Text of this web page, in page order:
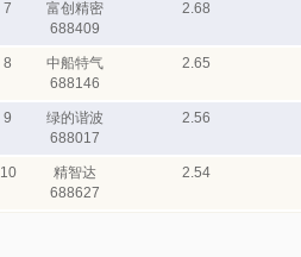
7
富创精密
688409
2.68
8
中船特气
688146
2.65
9
绿的谐波
688017
2.56
10
精智达
688627
2.54